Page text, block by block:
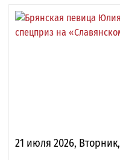
21 июля 2026, Вторник,